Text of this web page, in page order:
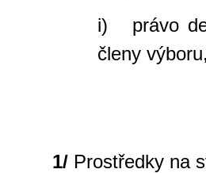
i) právo
členy
1/ Prostředky na